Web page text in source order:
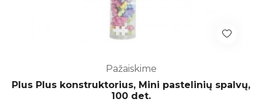
Pažaiskime
Plus Plus konstruktorius, Mini pastelinių spalvų,
100 det.